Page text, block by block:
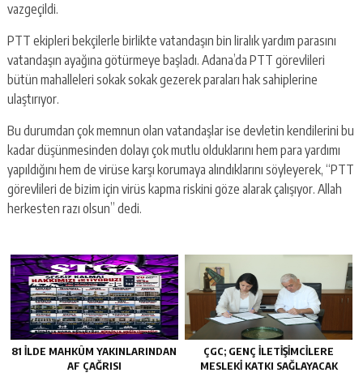
vazgeçildi.
PTT ekipleri bekçilerle birlikte vatandaşın bin liralık yardım parasını
vatandaşın ayağına götürmeye başladı. Adana’da PTT görevlileri
bütün mahalleleri sokak sokak gezerek paraları hak sahiplerine
ulaştırıyor.
Bu durumdan çok memnun olan vatandaşlar ise devletin kendilerini bu
kadar düşünmesinden dolayı çok mutlu olduklarını hem para yardımı
yapıldığını hem de virüse karşı korumaya alındıklarını söyleyerek, “PTT
görevlileri de bizim için virüs kapma riskini göze alarak çalışıyor. Allah
herkesten razı olsun” dedi.
81 İLDE MAHKÛM YAKINLARINDAN
AF ÇAĞRISI
ÇGC; GENÇ ILETIŞIMCILERE
MESLEKI KATKI SAĞLAYACAK